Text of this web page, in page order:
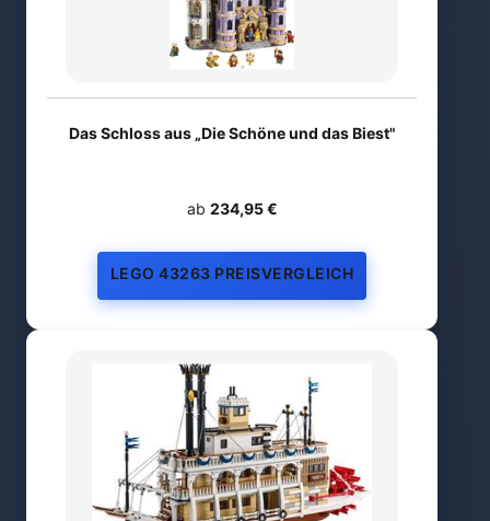
Das Schloss aus „Die Schöne und das Biest"
ab 234,95 €
LEGO 43263 PREISVERGLEICH